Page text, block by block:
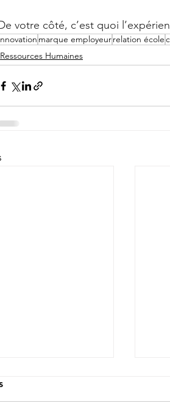
votre côté, c’est quoi
marque employeurrelation école
Ressources Humaines